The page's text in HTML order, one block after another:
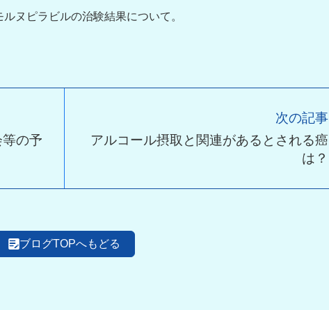
ヌピラビルの治験結果について。
の予
次の記事
アルコール摂取と関連があるとされる癌
は？
ブログTOPへもどる